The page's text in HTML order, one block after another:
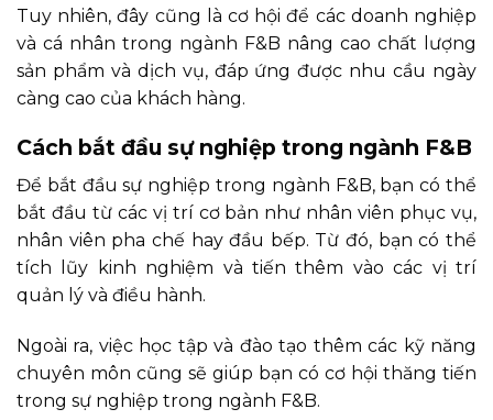
Tuy nhiên, đây cũng là cơ hội để các doanh nghiệp
và cá nhân trong ngành F&B nâng cao chất lượng
sản phẩm và dịch vụ, đáp ứng được nhu cầu ngày
càng cao của khách hàng.
Cách bắt đầu sự nghiệp trong ngành F&B
Để bắt đầu sự nghiệp trong ngành F&B, bạn có thể
bắt đầu từ các vị trí cơ bản như nhân viên phục vụ,
nhân viên pha chế hay đầu bếp. Từ đó, bạn có thể
tích lũy kinh nghiệm và tiến thêm vào các vị trí
quản lý và điều hành.
Ngoài ra, việc học tập và đào tạo thêm các kỹ năng
chuyên môn cũng sẽ giúp bạn có cơ hội thăng tiến
trong sự nghiệp trong ngành F&B.